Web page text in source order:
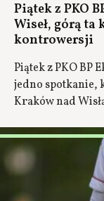
Piątek z PKO
Wiseł, górą ta
kontrowersji
Piątek z PKO BP
jedno spotkanie,
Kraków nad